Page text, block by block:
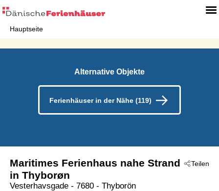
Hauptseite
Alternative Objekte
Ferienhäuser in der Nähe (119)
Teilen
Maritimes Ferienhaus nahe Strand
in Thyborøn
Vesterhavsgade - 7680 - Thyborön